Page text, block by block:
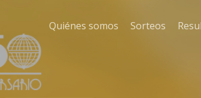
Quiénes somos Sorteos